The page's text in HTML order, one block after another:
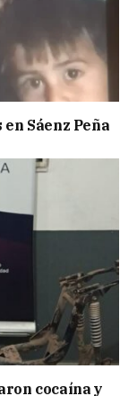
Sáenz Peña
cocaína y